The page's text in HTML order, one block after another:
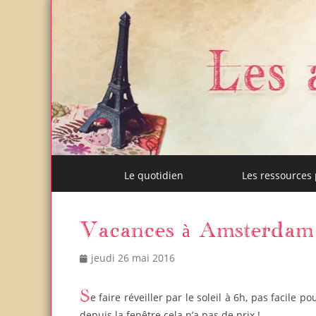
Les activités de
Un blog et plein d'idées !
principal
contenu
Le quotidien Les
Vacances à Amsterdam
Posted
jeudi 26 mai 2016
Se faire réveiller par le soleil à 6h, pas facile pour nous. Mais prendre son petit-déjeuner en regardant les voiliers